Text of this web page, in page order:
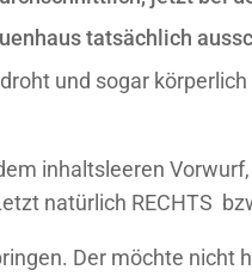
tatsächlich
und sogar
inhaltsleeren Vorwurf,
natürlich RECHTS
Der möchte nicht